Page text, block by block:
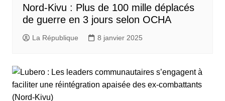
Nord-Kivu : Plus de 100 mille déplacés
de guerre en 3 jours selon OCHA
La République 8 janvier 2025